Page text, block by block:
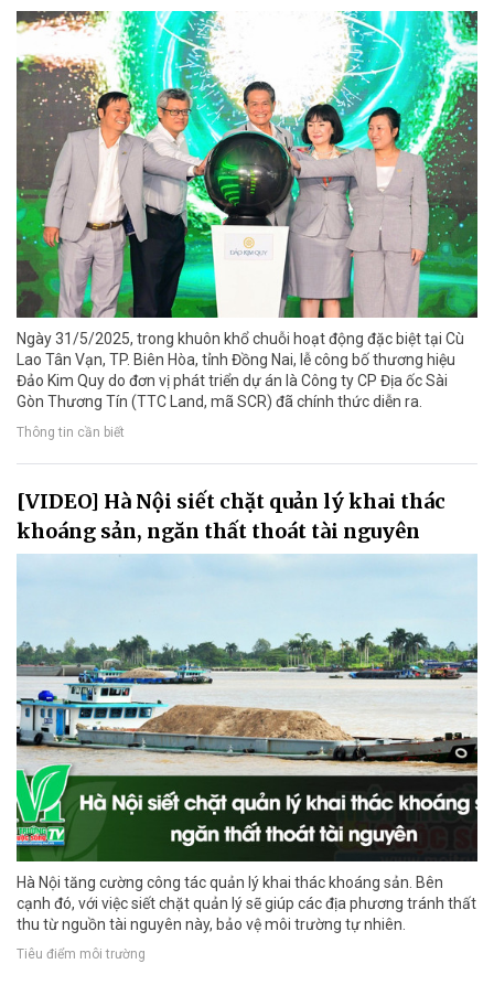
Ngày 31/5/2025, trong khuôn khổ chuỗi hoạt động đặc biệt tại Cù
Lao Tân Vạn, TP. Biên Hòa, tỉnh Đồng Nai, lễ công bố thương hiệu
Đảo Kim Quy do đơn vị phát triển dự án là Công ty CP Địa ốc Sài
Gòn Thương Tín (TTC Land, mã SCR) đã chính thức diễn ra.
Thông tin cần biết
[VIDEO] Hà Nội siết chặt quản lý khai thác
khoáng sản, ngăn thất thoát tài nguyên
Hà Nội tăng cường công tác quản lý khai thác khoáng sản. Bên
cạnh đó, với việc siết chặt quản lý sẽ giúp các địa phương tránh thất
thu từ nguồn tài nguyên này, bảo vệ môi trường tự nhiên.
Tiêu điểm môi trường